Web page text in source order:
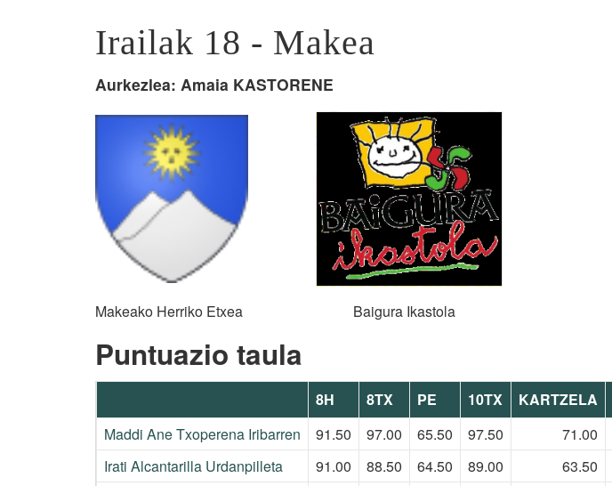
Irailak 18 - Makea
Aurkezlea: Amaia KASTORENE
Makeako Herriko Etxea Baigura Ikastola
Puntuazio taula
8H 8TX PE 10TX KARTZELA
Maddi Ane Txoperena Iribarren
91.50 97.00 65.50 97.50 71.00
Irati Alcantarilla Urdanpilleta
91.00 88.50 64.50 89.00 63.50